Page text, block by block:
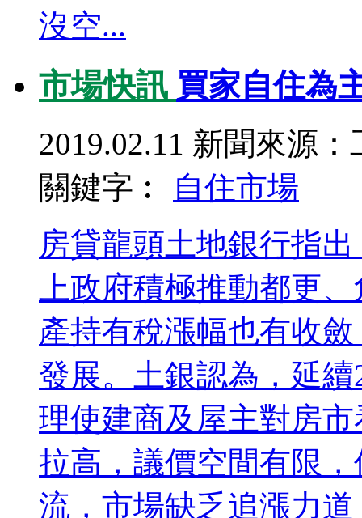
沒空...
市場快訊 買家自住為
2019.02.11 新聞來源：
關鍵字︰
自住市場
房貸龍頭土地銀行指
上政府積極推動都更
產持有稅漲幅也有收
發展。土銀認為，延
理使建商及屋主對房
拉高，議價空間有限
流，市場缺乏追漲力